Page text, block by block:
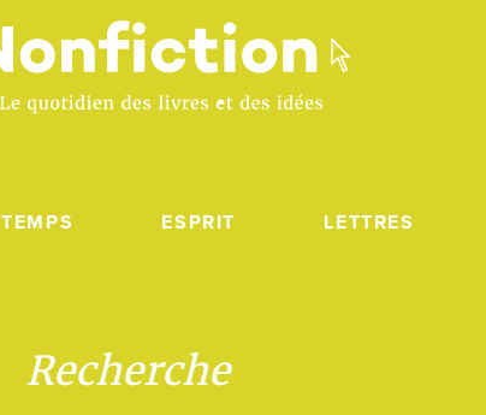
TEMPS ESPRIT LETTRES
Recherche